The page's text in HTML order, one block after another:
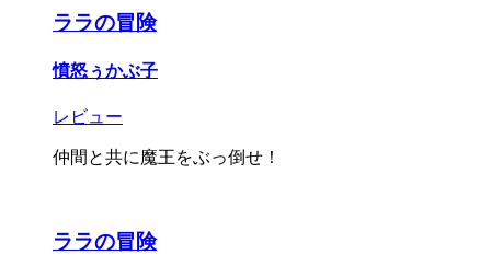
ララの冒険
憤怒ぅかぶ子
レビュー
仲間と共に魔王をぶっ倒せ！
ララの冒険